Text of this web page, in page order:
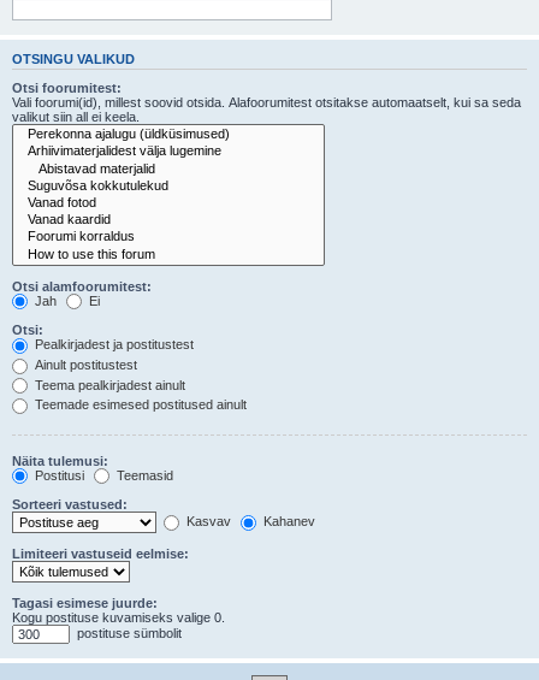
OTSINGU VALIKUD
Otsi foorumitest:
Vali foorumi(id), millest soovid otsida. Alafoorumitest otsitakse automaatselt, kui sa seda
valikut siin all ei keela.
Otsi alamfoorumitest:
Jah
Ei
Otsi:
Pealkirjadest ja postitustest
Ainult postitustest
Teema pealkirjadest ainult
Teemade esimesed postitused ainult
Näita tulemusi:
Postitusi
Teemasid
Sorteeri vastused:
Kasvav
Kahanev
Limiteeri vastuseid eelmise:
Tagasi esimese juurde:
Kogu postituse kuvamiseks valige 0.
postituse sümbolit